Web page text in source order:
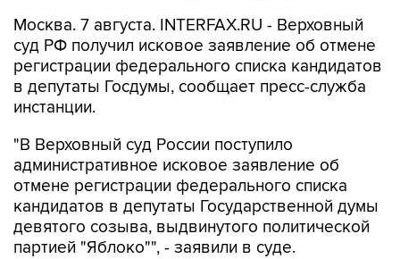
Москва. 7 августа. INTERFAX.RU - Верховный
суд РФ получил исковое заявление об отмене
регистрации федерального списка кандидатов
в депутаты Госдумы, сообщает пресс-служба
инстанции.
"В Верховный суд России поступило
административное исковое заявление об
отмене регистрации федерального списка
кандидатов в депутаты Государственной думы
девятого созыва, выдвинутого политической
партией "Яблоко"", - заявили в суде.